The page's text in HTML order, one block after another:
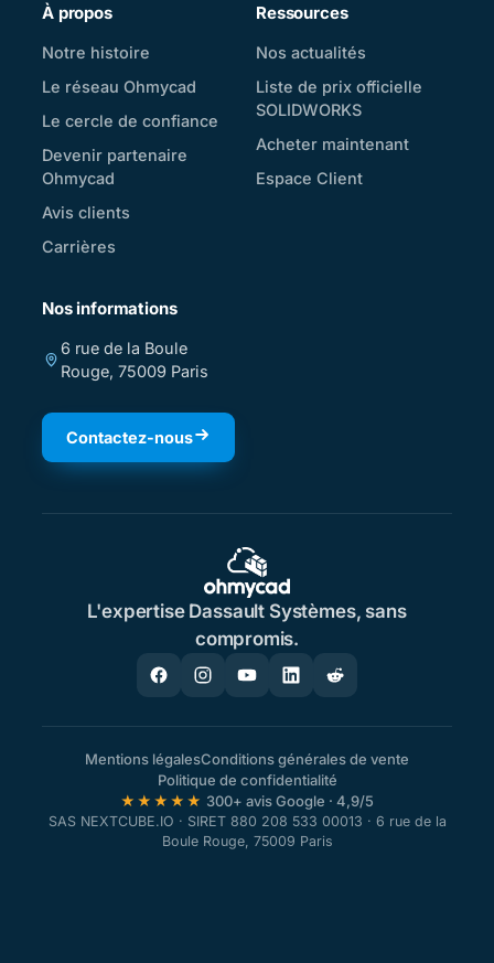
À propos
Notre histoire
Le réseau Ohmycad
Le cercle de confiance
Devenir partenaire
Ohmycad
Avis clients
Carrières
Ressources
Nos actualités
Liste de prix officielle
SOLIDWORKS
Acheter maintenant
Espace Client
Nos informations
6 rue de la Boule
Rouge, 75009 Paris
Contactez-nous
L'expertise Dassault Systèmes, sans
compromis.
Mentions légalesConditions générales de vente
Politique de confidentialité
★★★★★ 300+ avis Google · 4,9/5
SAS NEXTCUBE.IO · SIRET 880 208 533 00013 · 6 rue de la
Boule Rouge, 75009 Paris